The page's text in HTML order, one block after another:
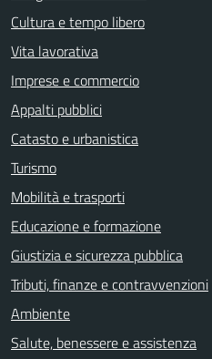
Cultura e tempo libero
Vita lavorativa
Imprese e commercio
Appalti pubblici
Catasto e urbanistica
Turismo
Mobilità e trasporti
Educazione e formazione
Giustizia e sicurezza pubblica
Tributi, finanze e contravvenzioni
Ambiente
Salute, benessere e assistenza